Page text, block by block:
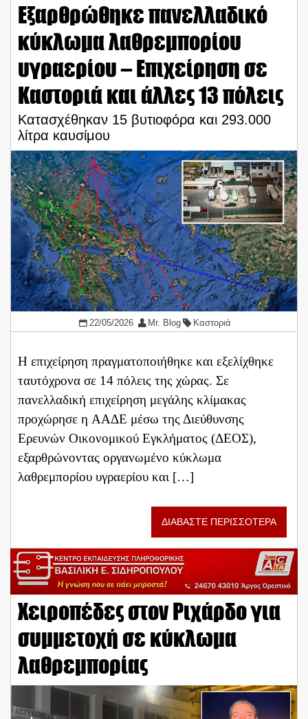
Εξαρθρώθηκε πανελλαδικό
κύκλωμα λαθρεμπορίου
υγραερίου – Επιχείρηση σε
Καστοριά και άλλες 13 πόλεις
Κατασχέθηκαν 15 βυτιοφόρα και 293.000
λίτρα καυσίμου
22/05/2026 Mr. Blog Καστοριά
Η επιχείρηση πραγματοποιήθηκε και εξελίχθηκε
ταυτόχρονα σε 14 πόλεις της χώρας. Σε
πανελλαδική επιχείρηση μεγάλης κλίμακας
προχώρησε η ΑΑΔΕ μέσω της Διεύθυνσης
Ερευνών Οικονομικού Εγκλήματος (ΔΕΟΣ),
εξαρθρώνοντας οργανωμένο κύκλωμα
λαθρεμπορίου υγραερίου και […]
ΔΙΑΒΑΣΤΕ ΠΕΡΙΣΣΟΤΕΡΑ
Χειροπέδες στον Ριχάρδο για
συμμετοχή σε κύκλωμα
λαθρεμπορίας